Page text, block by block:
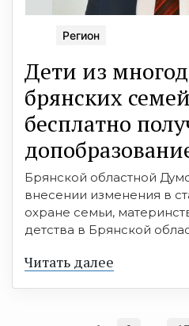
Регион
Дети из
брянских
бесплатно
Брянской областной
внесении изменения в
охране семьи,
детства в Брянской
Читать далее